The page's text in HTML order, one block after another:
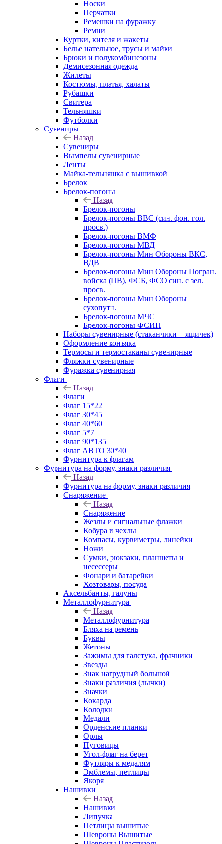
Носки
Перчатки
Ремешки на фуражку
Ремни
Куртки, кителя и жакеты
Белье нательное, трусы и майки
Брюки и полукомбинезоны
Демисезонная одежда
Жилеты
Костюмы, платья, халаты
Рубашки
Свитера
Тельняшки
Футболки
Сувениры
Назад
Сувениры
Вымпелы сувенирные
Ленты
Майка-тельняшка с вышивкой
Брелок
Брелок-погоны
Назад
Брелок-погоны
Брелок-погоны ВВС (син. фон. гол.
просв.)
Брелок-погоны ВМФ
Брелок-погоны МВД
Брелок-погоны Мин Обороны ВКС,
ВДВ
Брелок-погоны Мин Обороны Погран.
войска (ПВ), ФСБ, ФСО син. с зел.
просв.
Брелок-погоны Мин Обороны
сухопутн.
Брелок-погоны МЧС
Брелок-погоны ФСИН
Наборы сувенирные (стаканчики + ящичек)
Оформление конъяка
Термосы и термостаканы сувенирные
Фляжки сувенирные
Фуражка сувенирная
Флаги
Назад
Флаги
Флаг 15*22
Флаг 30*45
Флаг 40*60
Флаг 5*7
Флаг 90*135
Флаг АВТО 30*40
Фурнитура к флагам
Фурнитура на форму, знаки различия
Назад
Фурнитура на форму, знаки различия
Снаряжение
Назад
Снаряжение
Жезлы и сигнальные флажки
Кобура и чехлы
Компасы, курвиметры, линейки
Ножи
Сумки, рюкзаки, планшеты и
несессеры
Фонари и батарейки
Хозтовары, посуда
Аксельбанты, галуны
Металлофурнитура
Назад
Металлофурнитура
Бляха на ремень
Буквы
Жетоны
Зажимы для галстука, фрачники
Звезды
Знак нагрудный большой
Знаки различия (лычки)
Значки
Кокарда
Колодки
Медали
Орденские планки
Орлы
Пуговицы
Угол-флаг на берет
Футляры к медалям
Эмблемы, петлицы
Якоря
Нашивки
Назад
Нашивки
Липучка
Петлицы вышитые
Шевроны Вышитые